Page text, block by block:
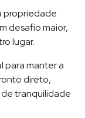
propriedade
desafio maior,
lugar.
para manter a
direto,
tranquilidade